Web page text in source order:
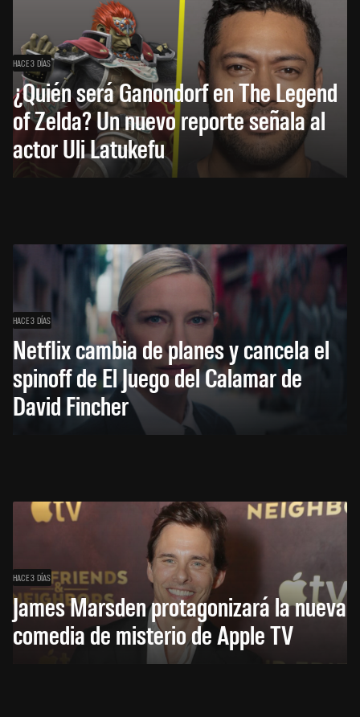
HACE 3 DÍAS
¿Quién será Ganondorf en The Legend
of Zelda? Un nuevo reporte señala al
actor Uli Latukefu
HACE 3 DÍAS
Netflix cambia de planes y cancela el
spinoff de El Juego del Calamar de
David Fincher
HACE 3 DÍAS
James Marsden protagonizará la nueva
comedia de misterio de Apple TV